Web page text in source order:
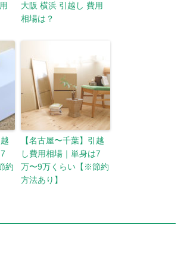
大阪 横浜 引越し 費用
相場は？
約
【名古屋〜千葉】引越
し費用相場｜単身は7
万〜9万くらい【※節約
方法あり】